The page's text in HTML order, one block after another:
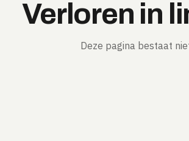
Verloren in
Deze pagina bestaat